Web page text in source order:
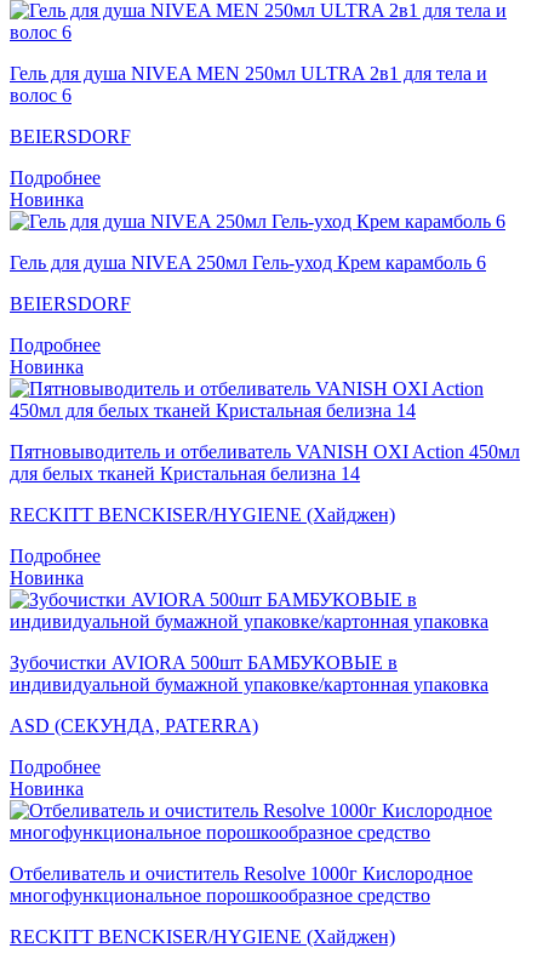
Гель для душа NIVEA MEN 250мл ULTRA 2в1 для тела и
волос 6
BEIERSDORF
Подробнее
Новинка
Гель для душа NIVEA 250мл Гель-уход Крем карамболь 6
BEIERSDORF
Подробнее
Новинка
Пятновыводитель и отбеливатель VANISH OXI Action 450мл
для белых тканей Кристальная белизна 14
RECKITT BENCKISER/HYGIENE (Хайджен)
Подробнее
Новинка
Зубочистки AVIORA 500шт БАМБУКОВЫЕ в
индивидуальной бумажной упаковке/картонная упаковка
ASD (СЕКУНДА, PATERRA)
Подробнее
Новинка
Отбеливатель и очиститель Resolve 1000г Кислородное
многофункциональное порошкообразное средство
RECKITT BENCKISER/HYGIENE (Хайджен)